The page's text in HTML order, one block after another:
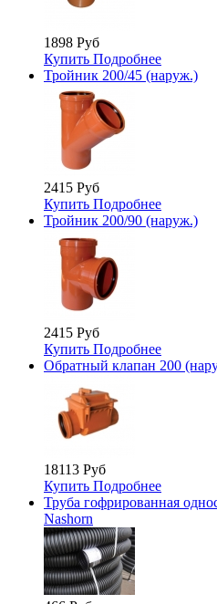
1898 Руб
Купить Подробнее
Тройник 200/45 (наруж.)
2415 Руб
Купить Подробнее
Тройник 200/90 (наруж.)
2415 Руб
Купить Подробнее
Обратный клапан 200
18113 Руб
Купить Подробнее
Труба гофрированная
Nashorn